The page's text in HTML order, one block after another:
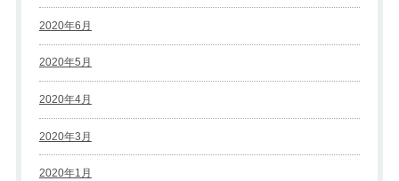
2020年6月
2020年5月
2020年4月
2020年3月
2020年1月